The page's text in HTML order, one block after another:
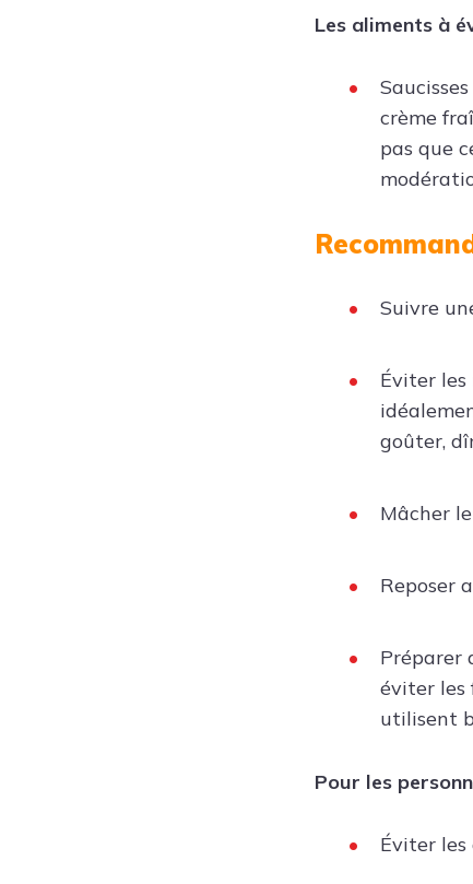
Les aliments à
crème
pas que
Suivre
Éviter
goûter,
Mâcher
Reposer
Préparer
éviter les
utilisent
Pour les
Éviter les